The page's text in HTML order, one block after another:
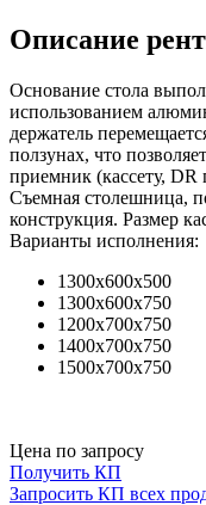
Описание
Основание стола
использованием
держатель
ползунах, что
приемник (кассету, DR
Съемная столешница,
конструкция. Размер
Варианты исполнения:
1300х600х500
1300х600х750
1200х700х750
1400х700х750
1500х700х750
Цена по запросу
Получить КП
Запросить КП всех